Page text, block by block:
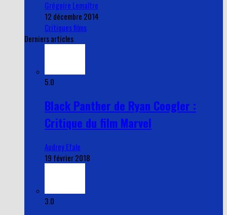
Grégoire Lemaître
12 décembre 2014
Critiques films
Derniers articles
5.0
Black Panther de Ryan Coogler :
Critique du film Marvel
Audrey Efale
19 février 2018
3.0